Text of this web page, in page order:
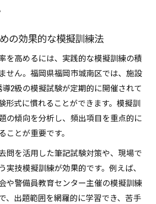
の効果的な模擬訓練法
を高めるには、実践的な模擬訓練の積
せん。福岡県福岡市城南区では、施設
2級の模擬試験が定期的に開催されて
形式に慣れることができます。模擬訓
の傾向を分析し、頻出項目を重点的に
ことが重要です。
問を活用した筆記試験対策や、現場で
実技模擬訓練が効果的です。例えば、
や警備員教育センター主催の模擬訓練
、出題範囲を網羅的に学習でき、苦手